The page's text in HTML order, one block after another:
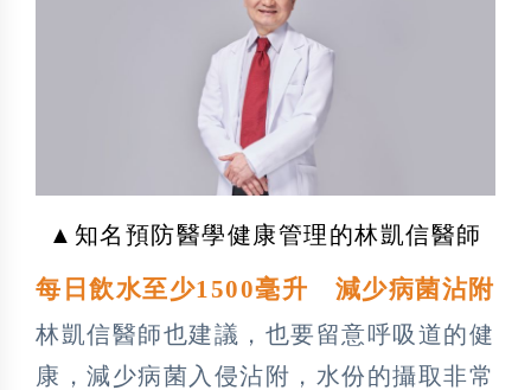
▲知名預防醫學健康管理的林凱信醫師
每日飲水至少1500毫升 減少病菌沾附
林凱信醫師也建議，也要留意呼吸道的健
康，減少病菌入侵沾附，水份的攝取非常